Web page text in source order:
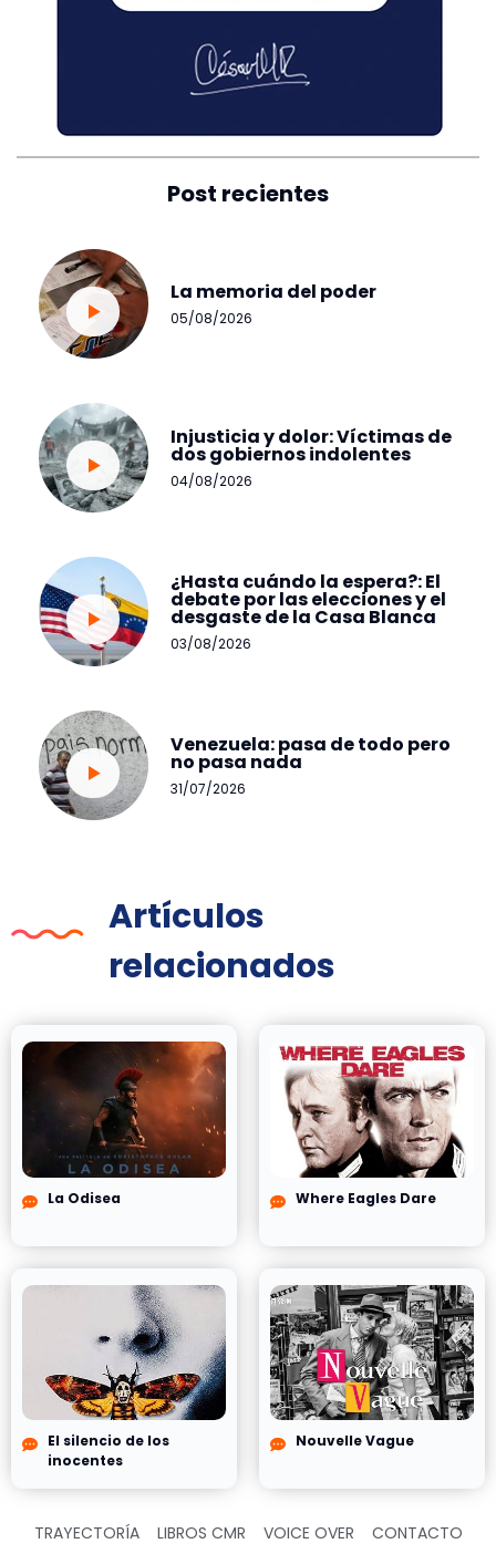
Post recientes
La memoria del poder
05/08/2026
Injusticia y dolor: Víctimas de
dos gobiernos indolentes
04/08/2026
¿Hasta cuándo la espera?: El
debate por las elecciones y el
desgaste de la Casa Blanca
03/08/2026
Venezuela: pasa de todo pero
no pasa nada
31/07/2026
Artículos
relacionados
La Odisea Where Eagles Dare
El silencio de los
inocentes
Nouvelle Vague
TRAYECTORÍA LIBROS CMR VOICE OVER CONTACTO